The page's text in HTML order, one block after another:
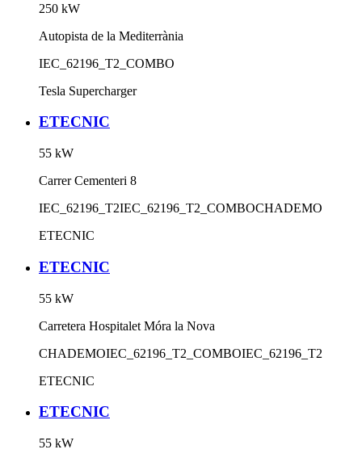
250 kW
Autopista de la Mediterrània
IEC_62196_T2_COMBO
Tesla Supercharger
ETECNIC
55 kW
Carrer Cementeri 8
IEC_62196_T2IEC_62196_T2_COMBOCHADEMO
ETECNIC
ETECNIC
55 kW
Carretera Hospitalet Móra la Nova
CHADEMOIEC_62196_T2_COMBOIEC_62196_T2
ETECNIC
ETECNIC
55 kW